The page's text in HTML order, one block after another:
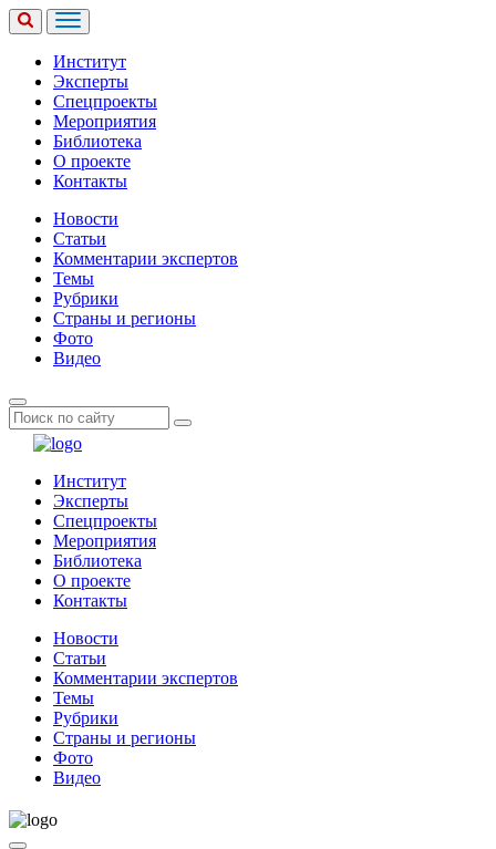
Институт
Эксперты
Спецпроекты
Мероприятия
Библиотека
О проекте
Контакты
Новости
Статьи
Комментарии экспертов
Темы
Рубрики
Страны и регионы
Фото
Видео
Институт
Эксперты
Спецпроекты
Мероприятия
Библиотека
О проекте
Контакты
Новости
Статьи
Комментарии экспертов
Темы
Рубрики
Страны и регионы
Фото
Видео